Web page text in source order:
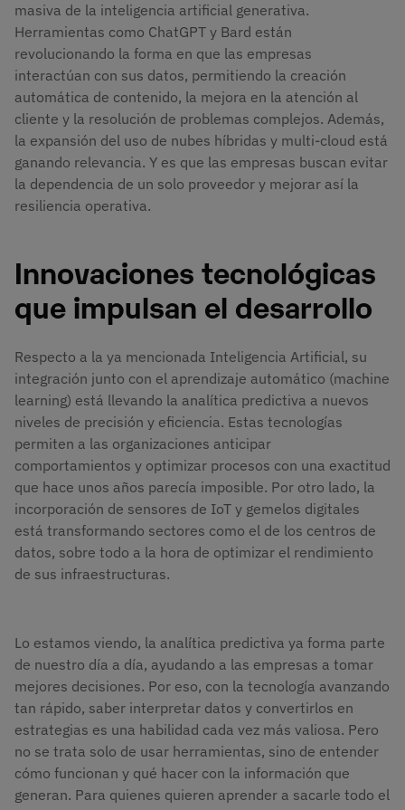
masiva de la inteligencia artificial generativa.
Herramientas como ChatGPT y Bard están
revolucionando la forma en que las empresas
interactúan con sus datos, permitiendo la creación
automática de contenido, la mejora en la atención al
cliente y la resolución de problemas complejos. Además,
la expansión del uso de nubes híbridas y multi-cloud está
ganando relevancia. Y es que las empresas buscan evitar
la dependencia de un solo proveedor y mejorar así la
resiliencia operativa.
Innovaciones tecnológicas
que impulsan el desarrollo
Respecto a la ya mencionada Inteligencia Artificial, su
integración junto con el aprendizaje automático (machine
learning) está llevando la analítica predictiva a nuevos
niveles de precisión y eficiencia. Estas tecnologías
permiten a las organizaciones anticipar
comportamientos y optimizar procesos con una exactitud
que hace unos años parecía imposible. ​Por otro lado, la
incorporación de sensores de IoT y gemelos digitales
está transformando sectores como el de los centros de
datos, sobre todo a la hora de optimizar el rendimiento
de sus infraestructuras.
Lo estamos viendo, la analítica predictiva ya forma parte
de nuestro día a día, ayudando a las empresas a tomar
mejores decisiones. Por eso, con la tecnología avanzando
tan rápido, saber interpretar datos y convertirlos en
estrategias es una habilidad cada vez más valiosa. Pero
no se trata solo de usar herramientas, sino de entender
cómo funcionan y qué hacer con la información que
generan. Para quienes quieren aprender a sacarle todo el